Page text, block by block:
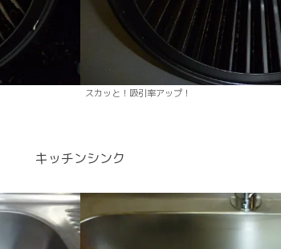
スカッと！吸引率アップ！
キッチンシンク